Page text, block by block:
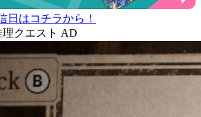
日はコチラから！
理クエスト AD